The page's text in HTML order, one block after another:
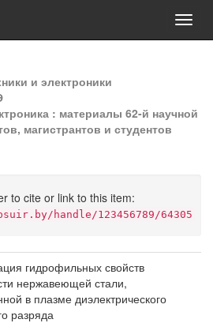
и электроники
: материалы 62-й научной
магистрантов и студентов
to cite or link to this item:
handle/123456789/64305
гидрофильных свойств
нержавеющей стали,
в плазме диэлектрического
разряда